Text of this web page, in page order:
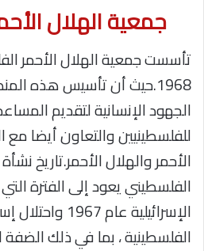
جمعية الهلال
تأسست جمعية الهلال الأحمر
1968.حيث أن تأسيس هذه
الجهود الإنسانية لتقديم
للفلسطينيين والتعاون أيضا مع
الأحمر والهلال الأحمر.تاريخ
الفلسطيني يعود إلى الفترة
الإسرائيلية عام
الفلسطينية ، بما في ذلك